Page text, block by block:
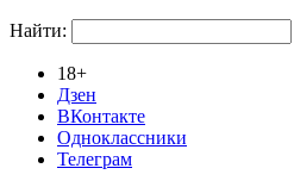
Найти:
18+
Дзен
ВКонтакте
Одноклассники
Телеграм